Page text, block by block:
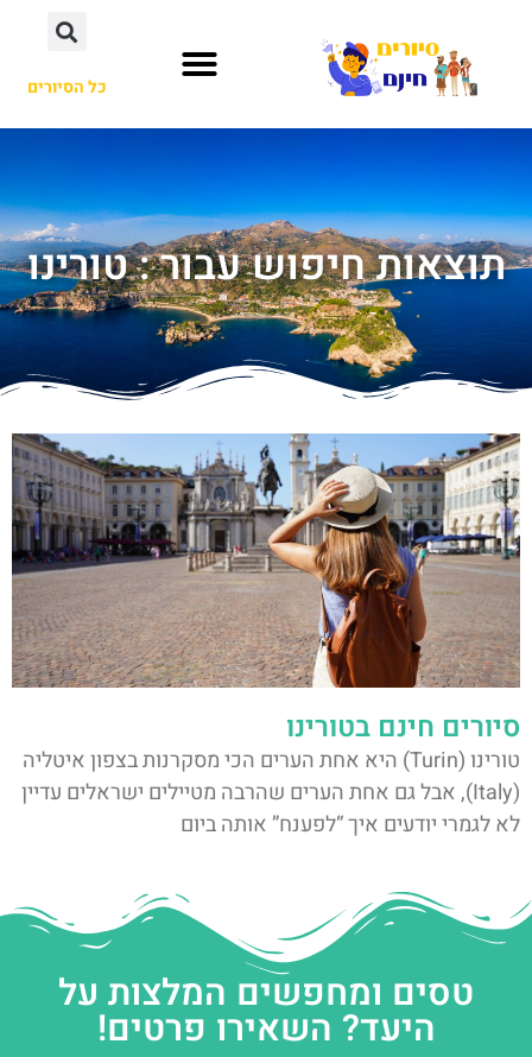
כל הסיורים
תוצאות חיפוש עבור : טורינו
סיורים חינם בטורינו
טורינו (Turin) היא אחת הערים הכי מסקרנות בצפון איטליה
(Italy), אבל גם אחת הערים שהרבה מטיילים ישראלים עדיין
לא לגמרי יודעים איך “לפענח” אותה ביום
טסים ומחפשים המלצות על
היעד? השאירו פרטים!